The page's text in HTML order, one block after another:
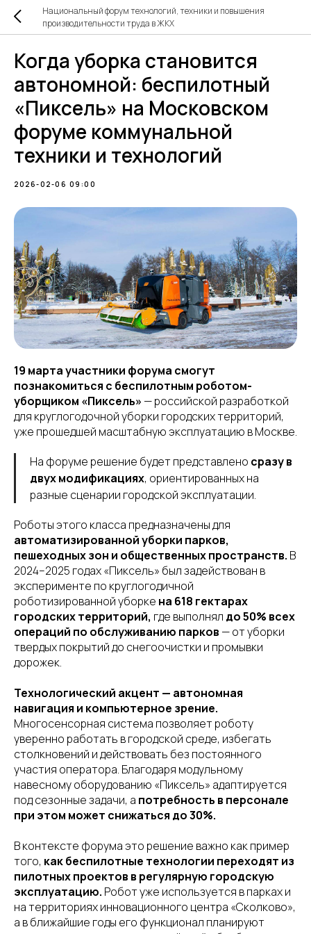
Национальный форум технологий, техники и повышения
производительности труда в ЖКХ
Когда уборка становится
автономной: беспилотный
«Пиксель» на Московском
форуме коммунальной
техники и технологий
2026-02-06 09:00
19 марта участники форума смогут
познакомиться с беспилотным роботом-
уборщиком «Пиксель» — российской разработкой
для круглогодочной уборки городских территорий,
уже прошедшей масштабную эксплуатацию в Москве.
На форуме решение будет представлено сразу в
двух модификациях, ориентированных на
разные сценарии городской эксплуатации.
Роботы этого класса предназначены для
автоматизированной уборки парков,
пешеходных зон и общественных пространств. В
2024–2025 годах «Пиксель» был задействован в
эксперименте по круглогодичной
роботизированной уборке на 618 гектарах
городских территорий, где выполнял до 50% всех
операций по обслуживанию парков — от уборки
твердых покрытий до снегоочистки и промывки
дорожек.
Технологический акцент — автономная
навигация и компьютерное зрение.
Многосенсорная система позволяет роботу
уверенно работать в городской среде, избегать
столкновений и действовать без постоянного
участия оператора. Благодаря модульному
навесному оборудованию «Пиксель» адаптируется
под сезонные задачи, а потребность в персонале
при этом может снижаться до 30%.
В контексте форума это решение важно как пример
того, как беспилотные технологии переходят из
пилотных проектов в регулярную городскую
эксплуатацию. Робот уже используется в парках и
на территориях инновационного центра «Сколково»,
а в ближайшие годы его функционал планируют